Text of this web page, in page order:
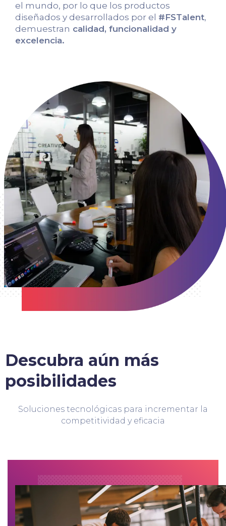
el mundo, por lo que los productos
diseñados y desarrollados por el #FSTalent,
demuestran calidad, funcionalidad y
excelencia.
Descubra aún más
posibilidades
Soluciones tecnológicas para incrementar la
competitividad y eficacia